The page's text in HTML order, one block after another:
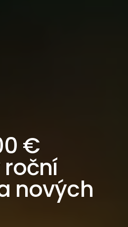
€
nových